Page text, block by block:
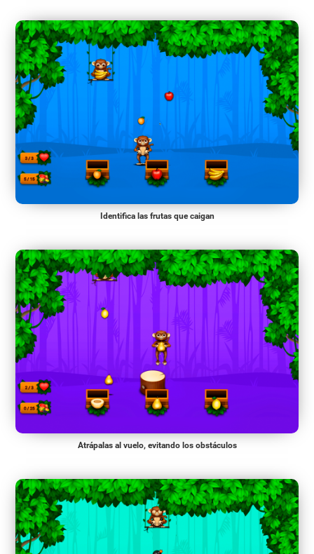
Identifica las frutas que caigan
Atrápalas al vuelo, evitando los obstáculos